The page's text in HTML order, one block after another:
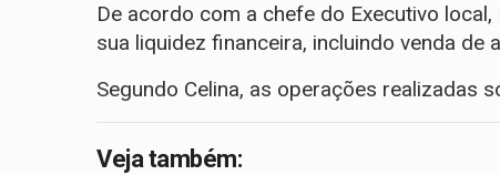
De acordo com a chefe do Executivo
sua liquidez financeira, incluindo venda
Segundo Celina, as operações realizadas
Veja também: